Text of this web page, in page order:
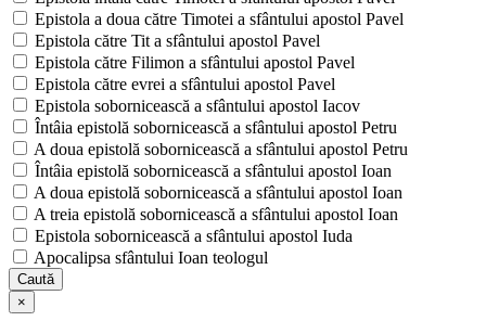
Epistola a doua către Timotei a sfântului apostol Pavel
Epistola către Tit a sfântului apostol Pavel
Epistola către Filimon a sfântului apostol Pavel
Epistola către evrei a sfântului apostol Pavel
Epistola sobornicească a sfântului apostol Iacov
Întâia epistolă sobornicească a sfântului apostol Petru
A doua epistolă sobornicească a sfântului apostol Petru
Întâia epistolă sobornicească a sfântului apostol Ioan
A doua epistolă sobornicească a sfântului apostol Ioan
A treia epistolă sobornicească a sfântului apostol Ioan
Epistola sobornicească a sfântului apostol Iuda
Apocalipsa sfântului Ioan teologul
Caută
×